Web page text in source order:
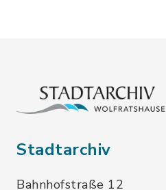
Stadtarchiv
Bahnhofstraße 12